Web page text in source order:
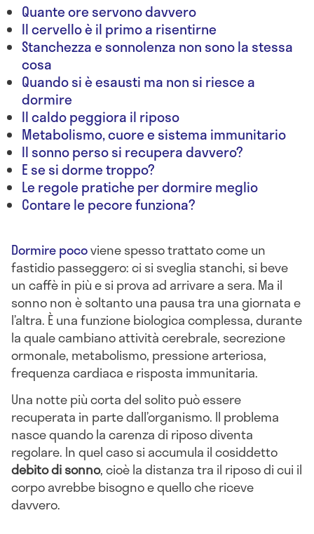
Quante ore servono davvero
Il cervello è il primo a risentirne
Stanchezza e sonnolenza non sono la stessa
cosa
Quando si è esausti ma non si riesce a
dormire
Il caldo peggiora il riposo
Metabolismo, cuore e sistema immunitario
Il sonno perso si recupera davvero?
E se si dorme troppo?
Le regole pratiche per dormire meglio
Contare le pecore funziona?
Dormire pocoviene spesso trattato come un
fastidio passeggero: ci si sveglia stanchi, si beve
un caffè in più e si prova ad arrivare a sera. Ma il
sonno non è soltanto una pausa tra una giornata e
l’altra. È una funzione biologica complessa, durante
la quale cambiano attività cerebrale, secrezione
ormonale, metabolismo, pressione arteriosa,
frequenza cardiaca e risposta immunitaria.
Una notte più corta del solito può essere
recuperata in parte dall’organismo. Il problema
nasce quando la carenza di riposo diventa
regolare. In quel caso si accumula il cosiddetto
debito di sonno, cioè la distanza tra il riposo di cui il
corpo avrebbe bisogno e quello che riceve
davvero.